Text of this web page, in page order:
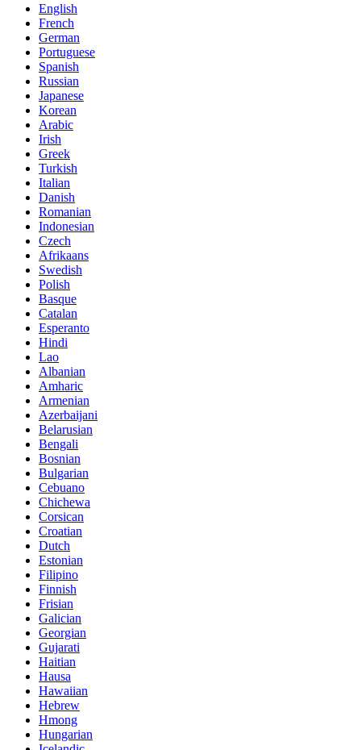
English
French
German
Portuguese
Spanish
Russian
Japanese
Korean
Arabic
Irish
Greek
Turkish
Italian
Danish
Romanian
Indonesian
Czech
Afrikaans
Swedish
Polish
Basque
Catalan
Esperanto
Hindi
Lao
Albanian
Amharic
Armenian
Azerbaijani
Belarusian
Bengali
Bosnian
Bulgarian
Cebuano
Chichewa
Corsican
Croatian
Dutch
Estonian
Filipino
Finnish
Frisian
Galician
Georgian
Gujarati
Haitian
Hausa
Hawaiian
Hebrew
Hmong
Hungarian